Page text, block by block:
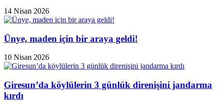
14 Nisan 2026
Ünye, maden için bir araya geldi!
10 Nisan 2026
Giresun’da köylülerin 3 günlük direnişini jandarma
kırdı